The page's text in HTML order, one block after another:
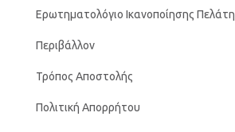
Ερωτηματολόγιο Ικανοποίησης Πελάτη
Περιβάλλον
Τρόπος Αποστολής
Πολιτική Απορρήτου